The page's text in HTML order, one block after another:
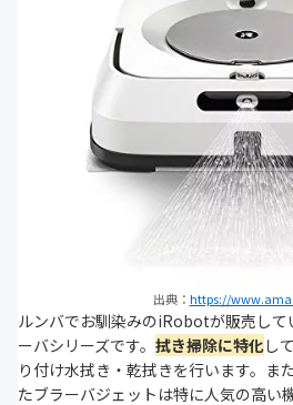
出典： https://
ルンバでお馴染みのiRobotが販売して
ーバシリーズです。 拭き掃除に特化し
り付け水拭き・乾拭きを行います。ま
たブラーバジェットは特に人気の高い